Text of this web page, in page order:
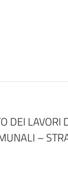
DEI LAVORI
–